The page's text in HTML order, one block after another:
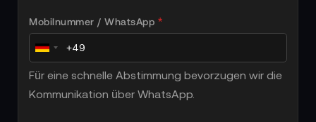
Mobilnummer / WhatsApp
Für eine schnelle Abstimmung bevorzugen wir die
Kommunikation über WhatsApp.